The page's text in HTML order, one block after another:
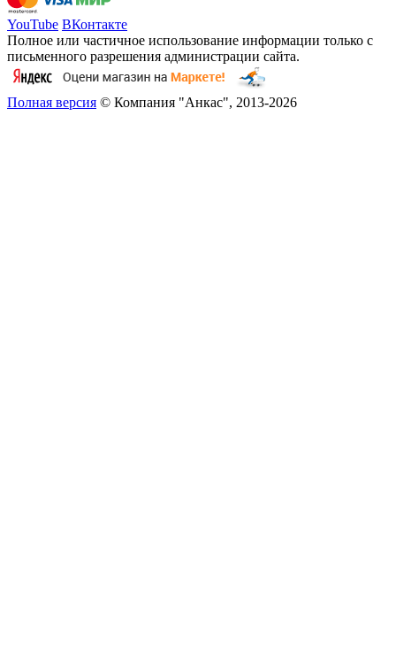
YouTube ВКонтакте
Полное или частичное использование информации только с
письменного разрешения администрации сайта.
Полная версия © Компания "Анкас", 2013-2026